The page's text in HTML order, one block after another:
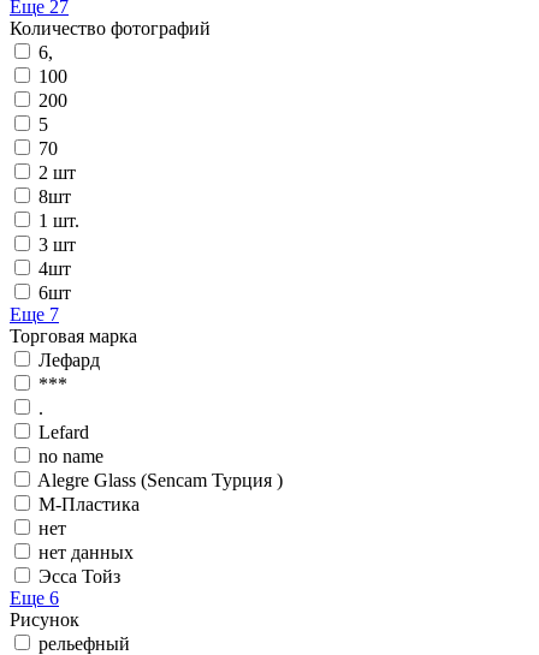
Еще 27
Количество фотографий
6,
100
200
5
70
2 шт
8шт
1 шт.
3 шт
4шт
6шт
Еще 7
Торговая марка
Лефард
***
.
Lefard
no name
Alegre Glass (Sencam Турция )
М-Пластика
нет
нет данных
Эсса Тойз
Еще 6
Рисунок
рельефный